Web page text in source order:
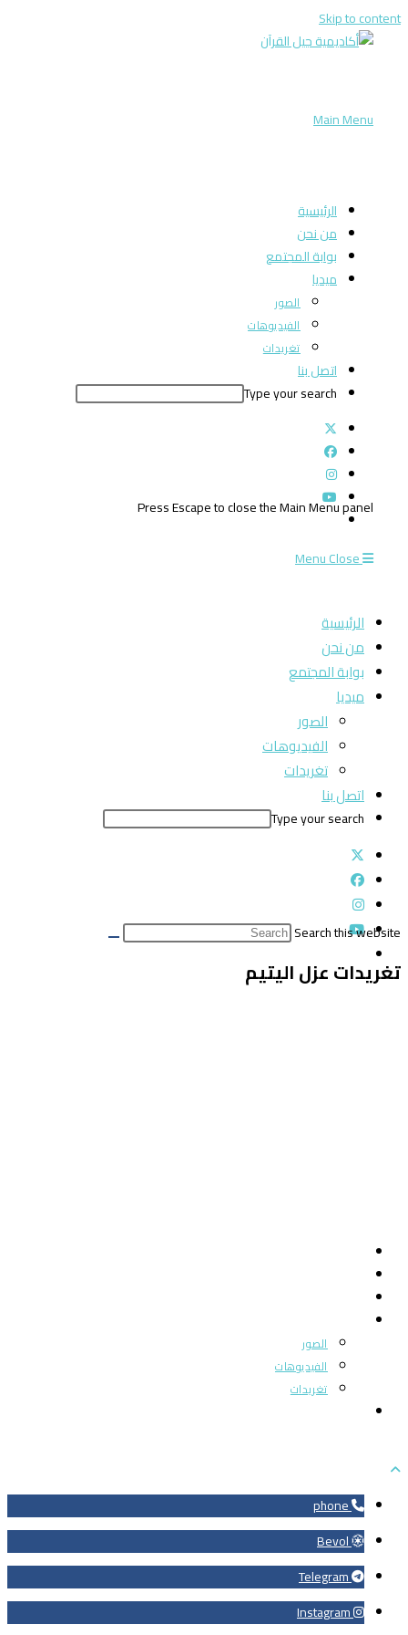
Skip to content
Main Menu
الرئيسية
من نحن
بوابة المجتمع
ميديا
الصور
الفيديوهات
تغريدات
اتصل بنا
Type your search
Press Escape to close the Main Menu panel
MenuClose
الرئيسية
من نحن
بوابة المجتمع
ميديا
الصور
الفيديوهات
تغريدات
اتصل بنا
Type your search
Search this website
تغريدات عزل اليتيم
الصور
الفيديوهات
تغريدات
phone
Bevol
Telegram
Instagram